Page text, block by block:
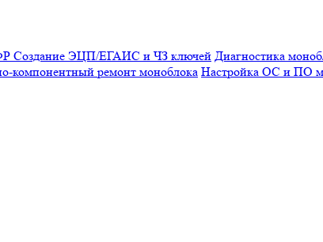
Создание ЭЦП/ЕГАИС и ЧЗ ключей Диагностика
компонентный ремонт моноблока Настройка ОС и ПО